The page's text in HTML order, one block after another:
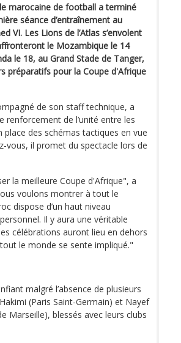
marocaine de football a terminé
séance d’entraînement au
VI. Les Lions de l’Atlas s’envolent
le Mozambique le 14
le 18, au Grand Stade de Tanger,
préparatifs pour la Coupe d'Afrique
de son staff technique, a
renforcement de l’unité entre les
place des schémas tactiques en vue
vous, il promet du spectacle lors de
la meilleure Coupe d'Afrique", a
voulons montrer à tout le
dispose d’un haut niveau
Il y aura une véritable
célébrations auront lieu en dehors
le monde se sente impliqué."
malgré l’absence de plusieurs
(Paris Saint-Germain) et Nayef
Marseille), blessés avec leurs clubs